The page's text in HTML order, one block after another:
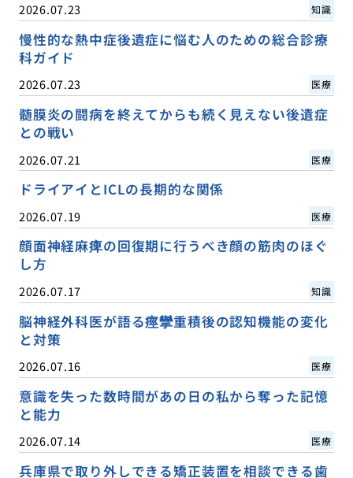
2026.07.23 知識
慢性的な熱中症後遺症に悩む人のための総合診療
科ガイド
2026.07.23 医療
髄膜炎の闘病を終えてからも続く見えない後遺症
との戦い
2026.07.21 医療
ドライアイとICLの長期的な関係
2026.07.19 医療
顔面神経麻痺の回復期に行うべき顔の筋肉のほぐ
し方
2026.07.17 知識
脳神経外科医が語る痙攣重積後の認知機能の変化
と対策
2026.07.16 医療
意識を失った数時間があの日の私から奪った記憶
と能力
2026.07.14 医療
兵庫県で取り外しできる矯正装置を相談できる歯